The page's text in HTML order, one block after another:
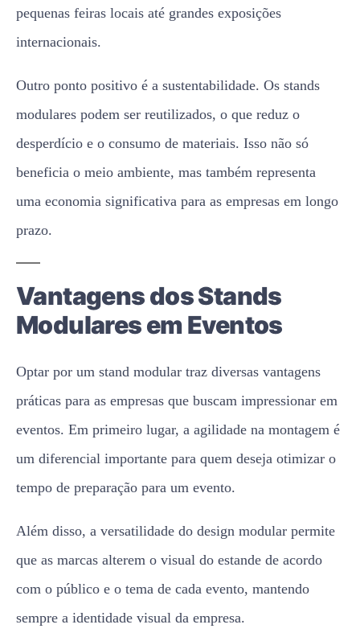
pequenas feiras locais até grandes exposições
internacionais.
Outro ponto positivo é a sustentabilidade. Os stands
modulares podem ser reutilizados, o que reduz o
desperdício e o consumo de materiais. Isso não só
beneficia o meio ambiente, mas também representa
uma economia significativa para as empresas em longo
prazo.
Vantagens dos Stands
Modulares em Eventos
Optar por um stand modular traz diversas vantagens
práticas para as empresas que buscam impressionar em
eventos. Em primeiro lugar, a agilidade na montagem é
um diferencial importante para quem deseja otimizar o
tempo de preparação para um evento.
Além disso, a versatilidade do design modular permite
que as marcas alterem o visual do estande de acordo
com o público e o tema de cada evento, mantendo
sempre a identidade visual da empresa.